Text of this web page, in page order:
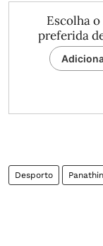
Escolha
preferida
Desporto